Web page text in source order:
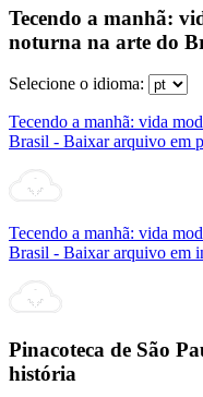
Tecendo a manhã:
noturna na arte do
Selecione o idioma:
Tecendo a manhã: vida
Brasil - Baixar arquivo em
Tecendo a manhã: vida
Brasil - Baixar arquivo em
Pinacoteca de São
história